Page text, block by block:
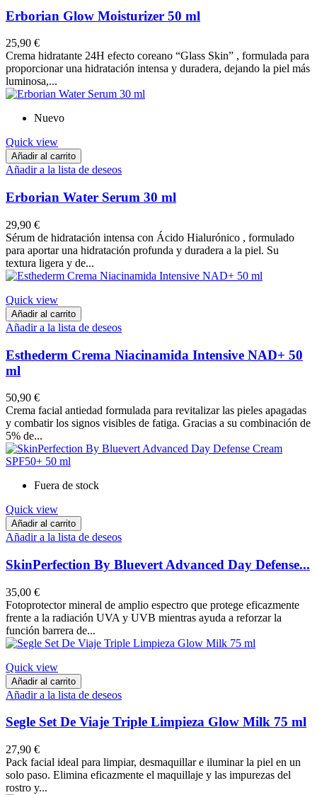
Erborian Glow Moisturizer 50 ml
25,90 €
Crema hidratante 24H efecto coreano “Glass Skin” , formulada para
proporcionar una hidratación intensa y duradera, dejando la piel más
luminosa,...
Nuevo
Quick view
Añadir al carrito
Añadir a la lista de deseos
Erborian Water Serum 30 ml
29,90 €
Sérum de hidratación intensa con Ácido Hialurónico , formulado
para aportar una hidratación profunda y duradera a la piel. Su
textura ligera y de...
Quick view
Añadir al carrito
Añadir a la lista de deseos
Esthederm Crema Niacinamida Intensive NAD+ 50
ml
50,90 €
Crema facial antiedad formulada para revitalizar las pieles apagadas
y combatir los signos visibles de fatiga. Gracias a su combinación de
5% de...
Fuera de stock
Quick view
Añadir al carrito
Añadir a la lista de deseos
SkinPerfection By Bluevert Advanced Day Defense...
35,00 €
Fotoprotector mineral de amplio espectro que protege eficazmente
frente a la radiación UVA y UVB mientras ayuda a reforzar la
función barrera de...
Quick view
Añadir al carrito
Añadir a la lista de deseos
Segle Set De Viaje Triple Limpieza Glow Milk 75 ml
27,90 €
Pack facial ideal para limpiar, desmaquillar e iluminar la piel en un
solo paso. Elimina eficazmente el maquillaje y las impurezas del
rostro y...